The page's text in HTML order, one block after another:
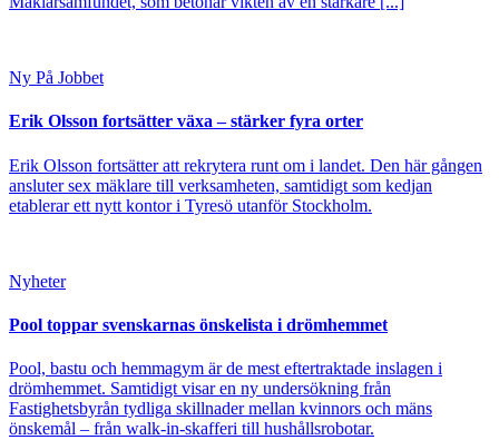
Ny På Jobbet
Erik Olsson fortsätter växa – stärker fyra orter
Erik Olsson fortsätter att rekrytera runt om i landet. Den här gången
ansluter sex mäklare till verksamheten, samtidigt som kedjan
etablerar ett nytt kontor i Tyresö utanför Stockholm.
Nyheter
Pool toppar svenskarnas önskelista i drömhemmet
Pool, bastu och hemmagym är de mest eftertraktade inslagen i
drömhemmet. Samtidigt visar en ny undersökning från
Fastighetsbyrån tydliga skillnader mellan kvinnors och mäns
önskemål – från walk-in-skafferi till hushållsrobotar.